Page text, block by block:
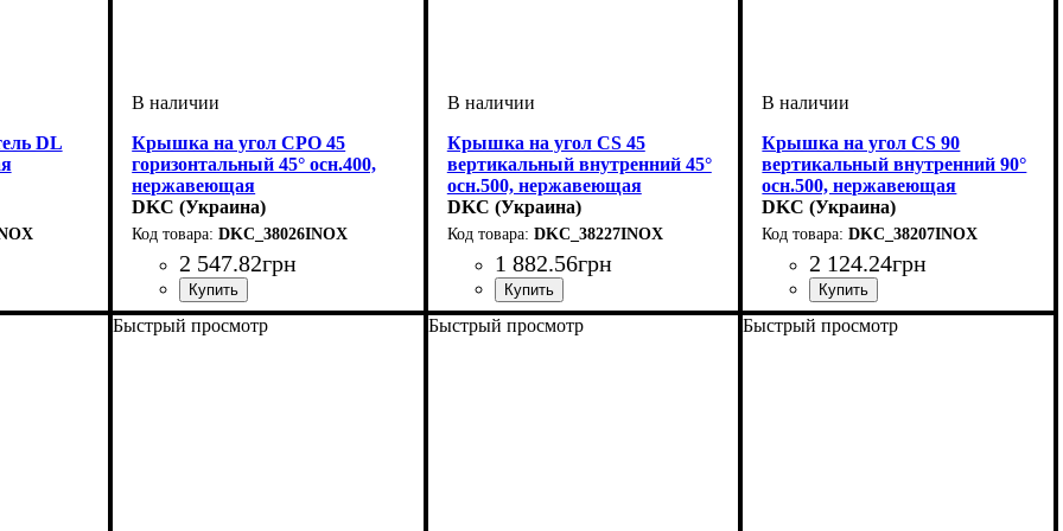
DL
аксессуары
сталь
Крышка на угол CPO 45
горизонтальный 45° осн.400,
нержавеющая
DKC (Украина)
DKC_38026INOX
2 547.82грн
Устройство: системные аксессуары
Тип устройства: крышка
Покрытие: нержавеющая сталь
Высота, мм: 15
Ширина, мм: 400
Толщина стали, мм: 0,8
Радиус изгиба, мм: 150
Угол: 45
Крышка на угол CS 45
вертикальный внутренний 45°
осн.500, нержавеющая
DKC (Украина)
DKC_38227INOX
1 882.56грн
Устройство: системные аксессуары
Тип устройства: крышка
Покрытие: нержавеющая сталь
Высота, мм: 15
Ширина, мм: 500
Толщина стали, мм: 0,6
Радиус изгиба, мм: 150
Угол: 45
Крышка на угол CS 90
вертикальный внутренний 90°
осн.500, нержавеющая
DKC (Украина)
DKC_38207INOX
2 124.24грн
Устройство: системные аксессуары
Тип устройства: крышка
Покрытие: нержавеющая сталь
Высота, мм: 15
Ширина, мм: 500
Толщина стали, мм: 0,6
Радиус изгиба, мм: 150
Угол: 90
Быстрый просмотр Быстрый просмотр Быстрый просмотр